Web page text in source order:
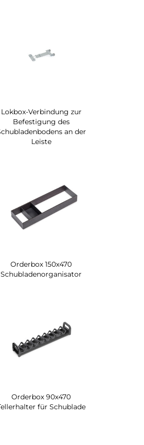
Lokbox-Verbindung zur
Befestigung des
an der
Leiste
Orderbox 150x470
Schubladenorganisator
Orderbox 90x470
für Schublade